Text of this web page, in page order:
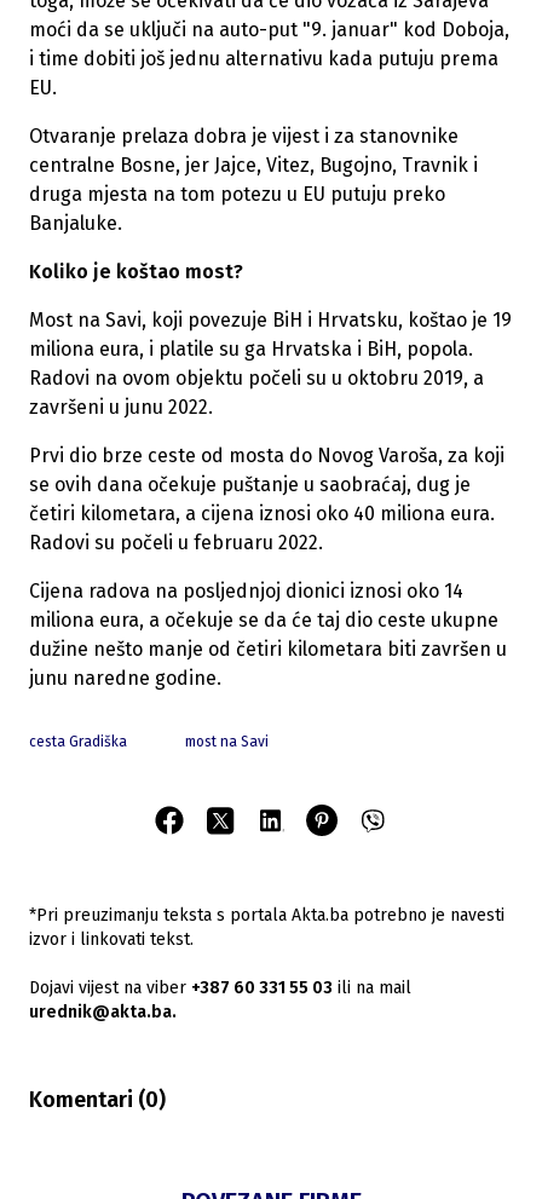
moći da se uključi na auto-put "9. januar" kod Doboja,
i time dobiti još jednu alternativu kada putuju prema
EU.
Otvaranje prelaza dobra je vijest i za stanovnike
centralne Bosne, jer Jajce, Vitez, Bugojno, Travnik i
druga mjesta na tom potezu u EU putuju preko
Banjaluke.
Koliko je koštao most?
Most na Savi, koji povezuje BiH i Hrvatsku, koštao je 19
miliona eura, i platile su ga Hrvatska i BiH, popola.
Radovi na ovom objektu počeli su u oktobru 2019, a
završeni u junu 2022.
Prvi dio brze ceste od mosta do Novog Varoša, za koji
se ovih dana očekuje puštanje u saobraćaj, dug je
četiri kilometara, a cijena iznosi oko 40 miliona eura.
Radovi su počeli u februaru 2022.
Cijena radova na posljednjoj dionici iznosi oko 14
miliona eura, a očekuje se da će taj dio ceste ukupne
dužine nešto manje od četiri kilometara biti završen u
junu naredne godine.
cesta Gradiška most na Savi
*Pri preuzimanju teksta s portala Akta.ba potrebno je navesti
izvor i linkovati tekst.
Dojavi vijest na viber +387 60 331 55 03 ili na mail
urednik@akta.ba.
Komentari (0)